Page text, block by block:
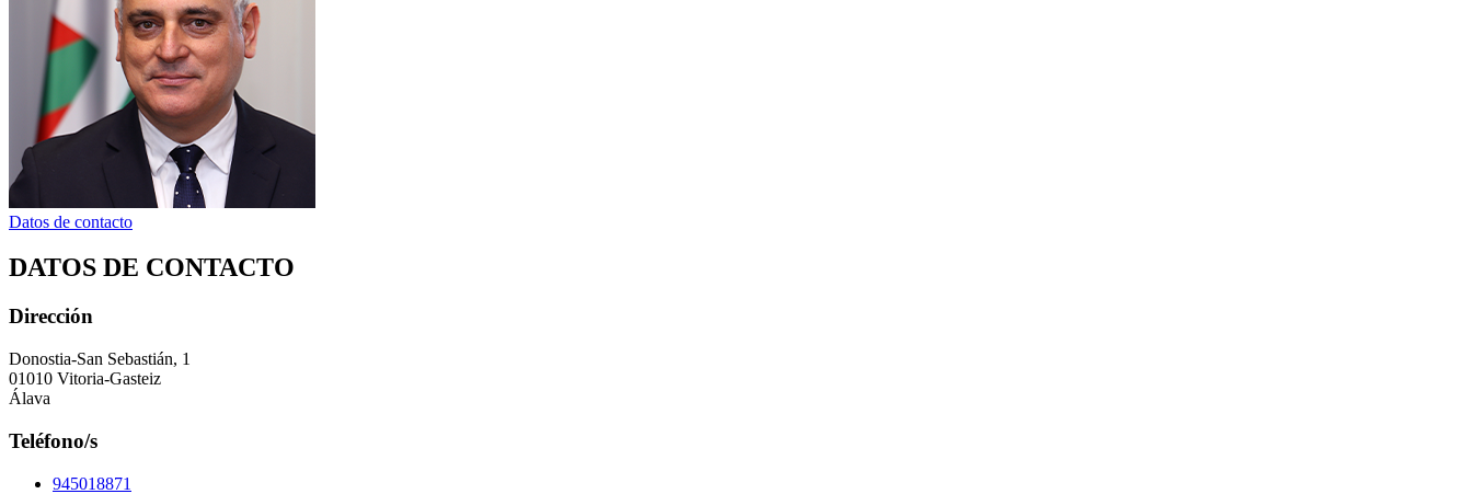
Datos de contacto
DATOS DE CONTACTO
Dirección
Donostia-San Sebastián, 1
01010 Vitoria-Gasteiz
Álava
Teléfono/s
945018871